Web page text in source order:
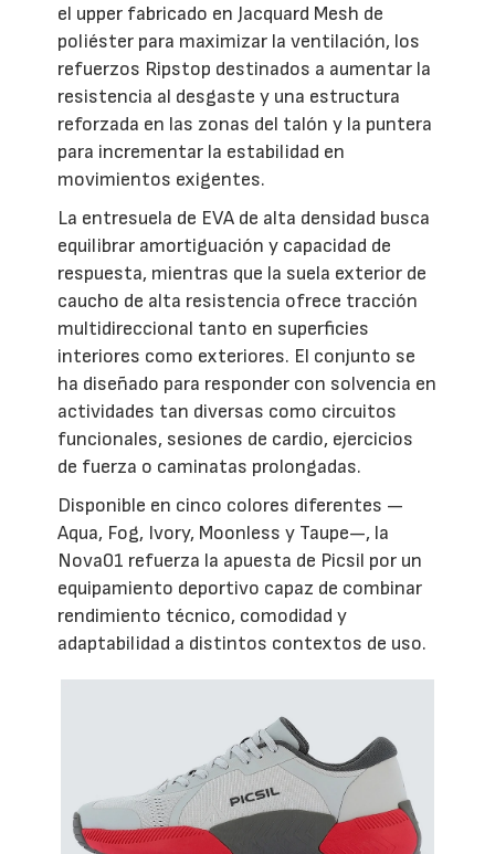
el upper fabricado en Jacquard Mesh de
poliéster para maximizar la ventilación, los
refuerzos Ripstop destinados a aumentar la
resistencia al desgaste y una estructura
reforzada en las zonas del talón y la puntera
para incrementar la estabilidad en
movimientos exigentes.
La entresuela de EVA de alta densidad busca
equilibrar amortiguación y capacidad de
respuesta, mientras que la suela exterior de
caucho de alta resistencia ofrece tracción
multidireccional tanto en superficies
interiores como exteriores. El conjunto se
ha diseñado para responder con solvencia en
actividades tan diversas como circuitos
funcionales, sesiones de cardio, ejercicios
de fuerza o caminatas prolongadas.
Disponible en cinco colores diferentes —
Aqua, Fog, Ivory, Moonless y Taupe—, la
Nova01 refuerza la apuesta de Picsil por un
equipamiento deportivo capaz de combinar
rendimiento técnico, comodidad y
adaptabilidad a distintos contextos de uso.